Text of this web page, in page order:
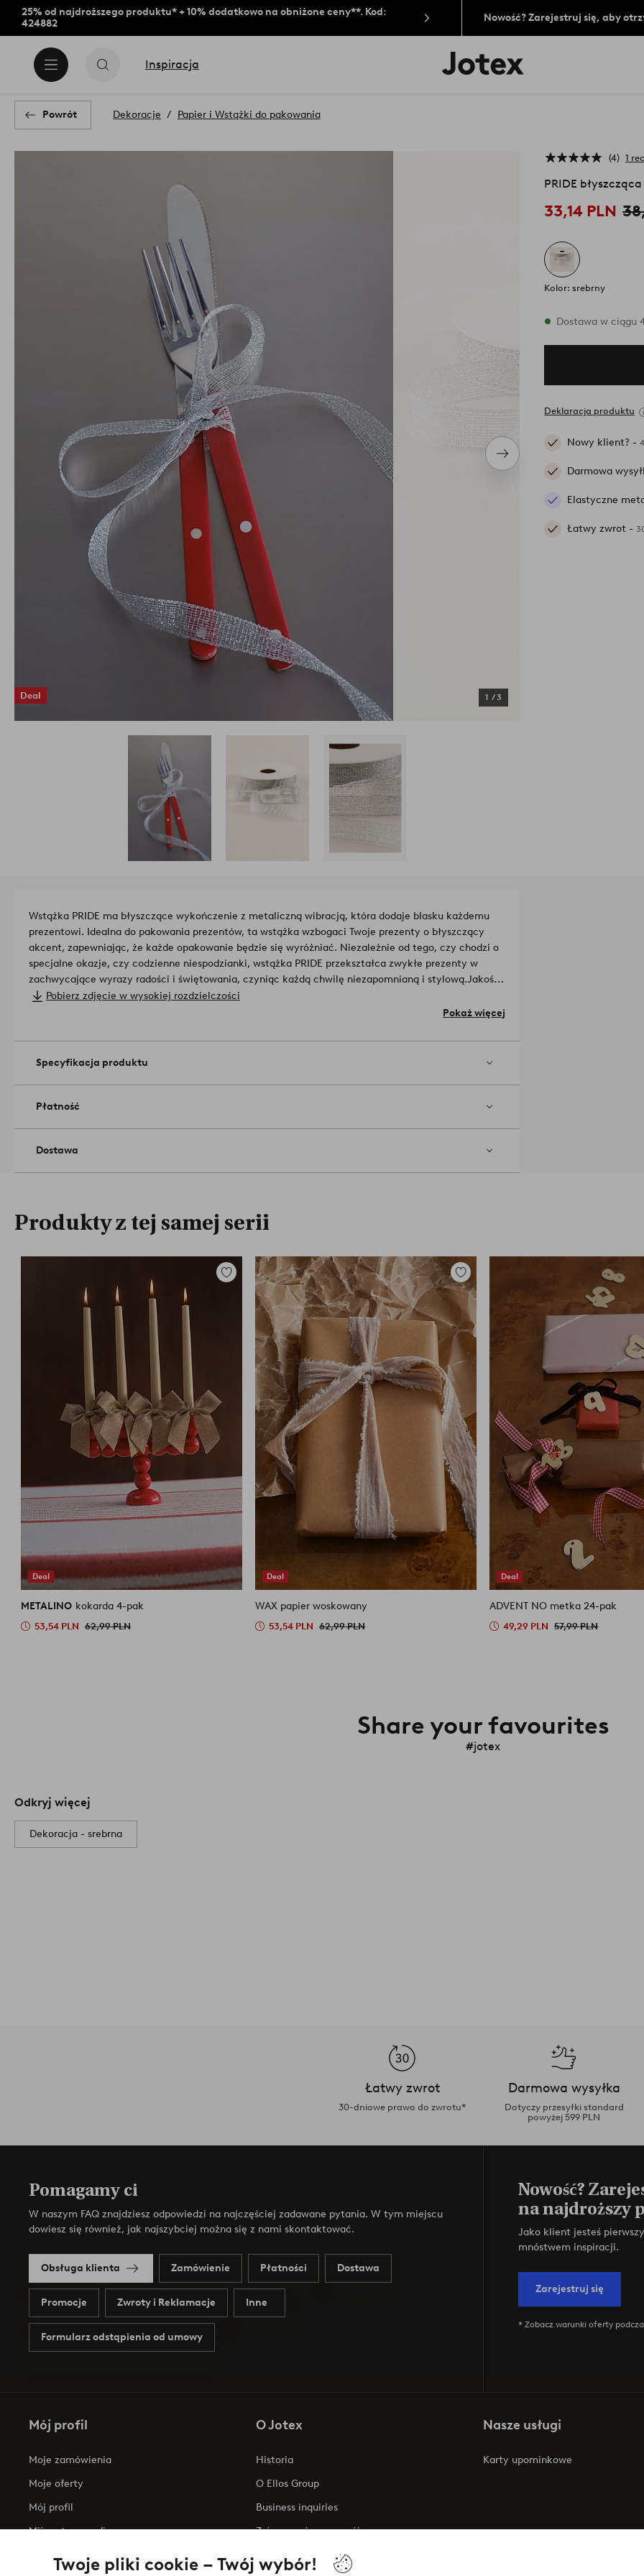
Twoje pliki cookie – Twój wybór!
25% od najdroższego produktu* + 10% dodatkowo na obniżone ceny**. Kod:
424882
Nowość? Zarejestruj się, aby
Inspiracja
Logo
Jotex
Powrót Dekoracje Papier i Wstążki do pakowania
Następny
produkt
Deal 1 /3
4 1
PRIDE
33,14 PLN
Kolor: srebrny
W magazynie
Dostawa w ciągu
Deklaracja produktu
Nowy klient? -
Darmowa
Elastyczne
Łatwy zwrot -
Wstążka PRIDE ma błyszczące wykończenie z metaliczną wibracją, która dodaje blasku każdemu
prezentowi. Idealna do pakowania prezentów, ta wstążka wzbogaci Twoje prezenty o błyszczący
akcent, zapewniając, że każde opakowanie będzie się wyróżniać. Niezależnie od tego, czy chodzi o
specjalne okazje, czy codzienne niespodzianki, wstążka PRIDE przekształca zwykłe prezenty w
zachwycające wyrazy radości i świętowania, czyniąc każdą chwilę niezapomnianą i stylową.Jakość
materiału: Poliester.
Pobierz zdjęcie w wysokiej rozdzielczości
Pokaż więcej
Specyfikacja produktu
Płatność
Dostawa
Produkty z tej samej serii
Deal
Dodaj
ulubionych
METALINO kokarda 4-pak
53,54 PLN 62,99 PLN
Deal
Dodaj
do
ulubionych
WAX papier woskowany
53,54 PLN 62,99 PLN
Deal
ADVENT NO metka 24-pak
49,29 PLN 57,99 PLN
Share your favourites
#jotex
Odkryj więcej
Dekoracja - srebrna
Łatwy zwrot
30-dniowe prawo do zwrotu*
Darmowa wysyłka
Dotyczy przesyłki standard
powyżej 599 PLN
Pomagamy ci
W naszym FAQ znajdziesz odpowiedzi na najczęściej zadawane pytania. W tym miejscu
dowiesz się również, jak najszybciej można się z nami skontaktować.
Obsługa klienta Zamówienie Płatności Dostawa
Promocje Zwroty i Reklamacje Inne
Formularz odstąpienia od umowy
Nowość?
na najdroższy
Jako klient jesteś
mnóstwem inspiracji.
Zarejestruj się
* Zobacz warunki oferty
Mój profil
Moje zamówienia
Moje oferty
Mój profil
Mijn retourzendingen
O Jotex
Historia
O Ellos Group
Business inquiries
Zrównoważony rozwój
Oświadczenie o dostępności
Nasze usługi
Karty upominkowe